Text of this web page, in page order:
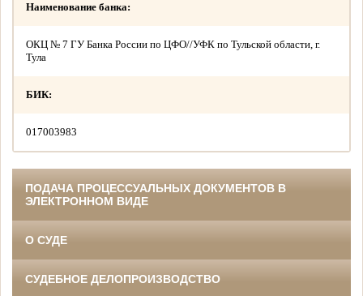
Наименование банка:
ОКЦ № 7 ГУ Банка России по ЦФО//УФК по Тульской области, г.
Тула
БИК:
017003983
ПОДАЧА ПРОЦЕССУАЛЬНЫХ ДОКУМЕНТОВ В
ЭЛЕКТРОННОМ ВИДЕ
О СУДЕ
СУДЕБНОЕ ДЕЛОПРОИЗВОДСТВО